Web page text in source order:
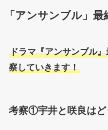
「アンサンブル」最
ドラマ『アンサンブル
察していきます！
考察①宇井と咲良はど